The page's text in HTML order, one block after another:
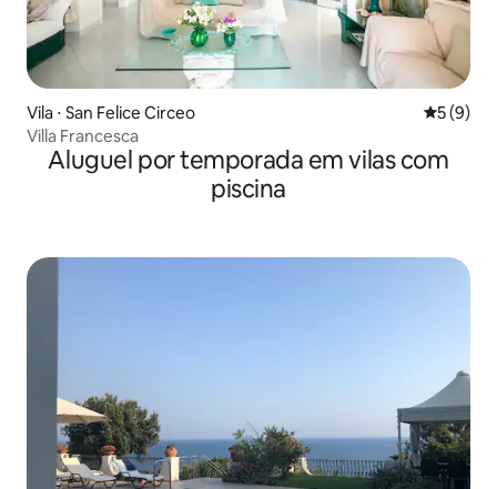
Vila ⋅ San Felice Circeo 5 de
5 (9)
Villa Francesca
Aluguel por temporada em vilas com
piscina